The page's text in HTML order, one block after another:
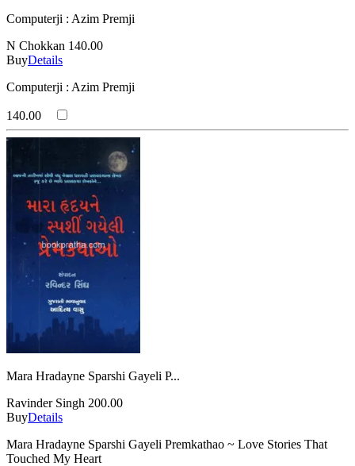
Computerji : Azim Premji
N Chokkan 140.00
BuyDetails
Computerji : Azim Premji
140.00
Mara Hradayne Sparshi Gayeli P...
Ravinder Singh 200.00
BuyDetails
Mara Hradayne Sparshi Gayeli Premkathao ~ Love Stories That
Touched My Heart